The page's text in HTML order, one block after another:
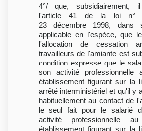
4°/ que, subsidiairement,
l'article 41 de la loi n°
23 décembre 1998, dans
applicable en l'espèce, que
l'allocation de cessation
travailleurs de l'amiante est
condition expresse que le
son activité professionnelle
établissement figurant sur la
arrêté interministériel et qu'il y
habituellement au contact de
le seul fait pour le salarié
activité professionnelle
établissement figurant sur la